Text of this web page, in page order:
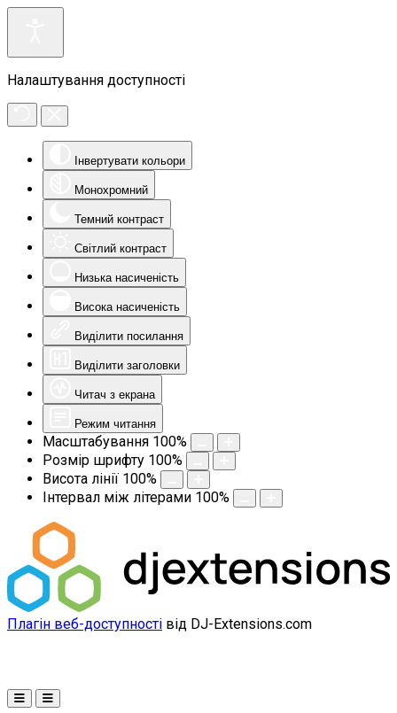
Налаштування доступності
Інвертувати кольори
Монохромний
Темний контраст
Світлий контраст
Низька насиченість
Висока насиченість
Виділити посилання
Виділити заголовки
Читач з екрана
Режим читання
Масштабування 100%
Розмір шрифту 100%
Висота лінії 100%
Інтервал між літерами 100%
Плагін веб-доступності від DJ-Extensions.com